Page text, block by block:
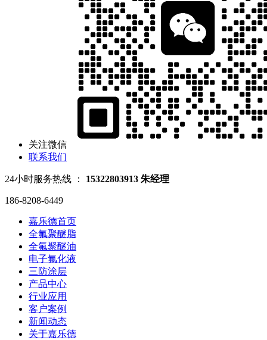
关注微信
联系我们
24小时服务热线 ： 15322803913 朱经理
186-8208-6449
嘉乐德首页
全氟聚醚脂
全氟聚醚油
电子氟化液
三防涂层
产品中心
行业应用
客户案例
新闻动态
关于嘉乐德